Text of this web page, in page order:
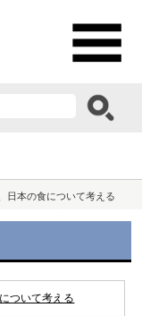
日本の食について考える
ついて考える